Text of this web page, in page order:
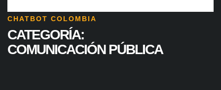
CHATBOT COLOMBIA
CATEGORÍA:
COMUNICACIÓN PÚBLICA